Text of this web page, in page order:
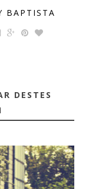
BAPTISTA
DESTES